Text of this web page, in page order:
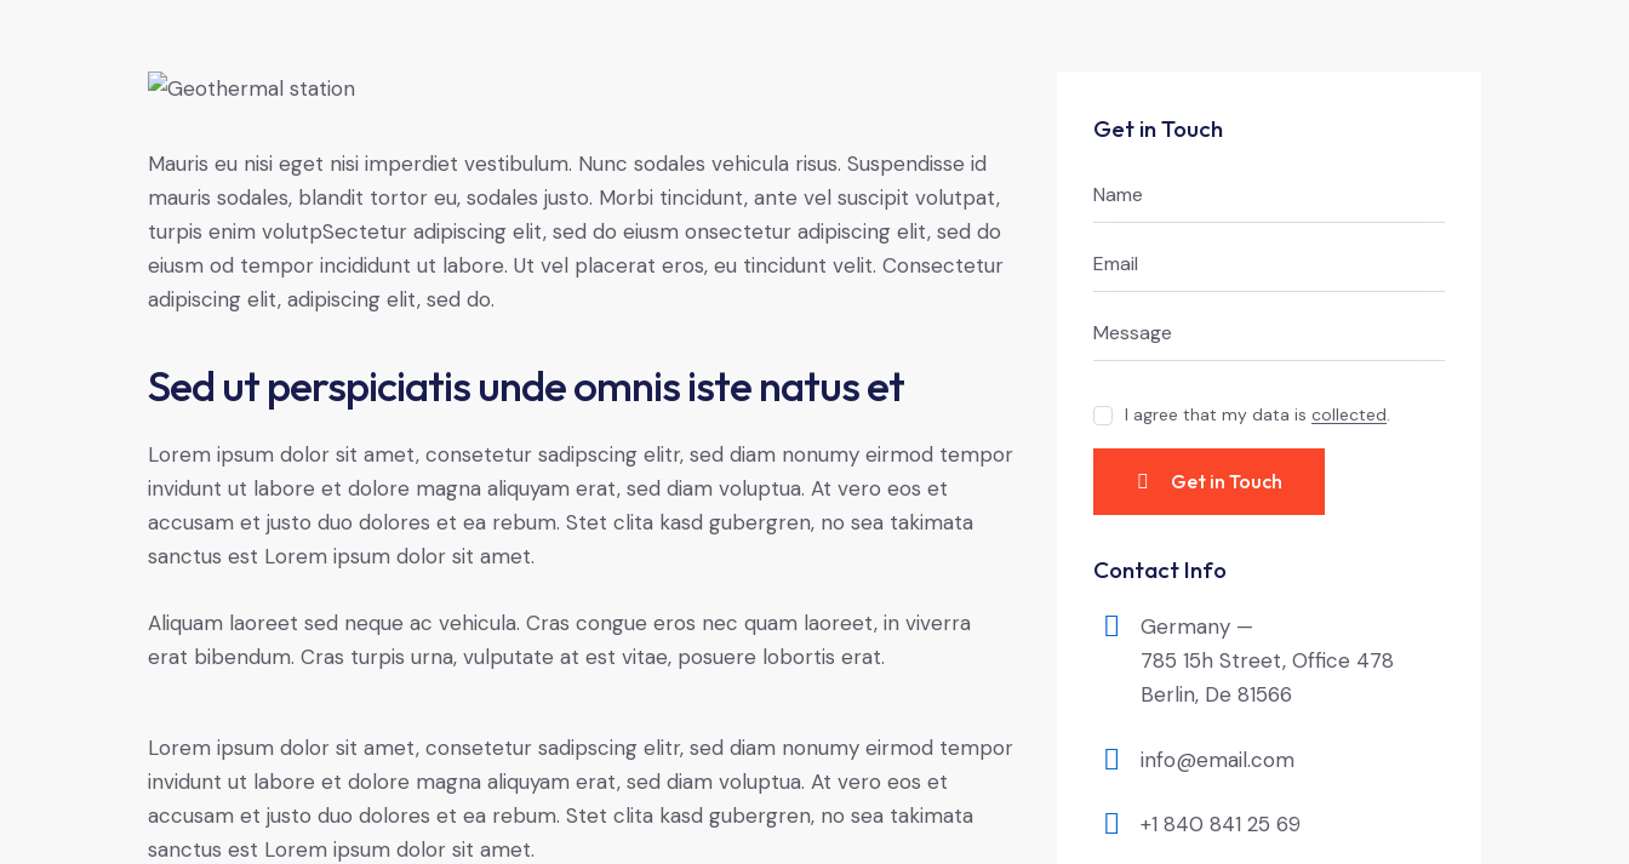
Mauris eu nisi eget nisi imperdiet vestibulum. Nunc sodales vehicula risus. Suspendisse id
mauris sodales, blandit tortor eu, sodales justo. Morbi tincidunt, ante vel suscipit volutpat,
turpis enim volutpSectetur adipiscing elit, sed do eiusm onsectetur adipiscing elit, sed do
eiusm od tempor incididunt ut labore. Ut vel placerat eros, eu tincidunt velit. Consectetur
adipiscing elit, adipiscing elit, sed do.
Sed ut perspiciatis unde omnis iste natus et
Lorem ipsum dolor sit amet, consetetur sadipscing elitr, sed diam nonumy eirmod tempor
invidunt ut labore et dolore magna aliquyam erat, sed diam voluptua. At vero eos et
accusam et justo duo dolores et ea rebum. Stet clita kasd gubergren, no sea takimata
sanctus est Lorem ipsum dolor sit amet.
Aliquam laoreet sed neque ac vehicula. Cras congue eros nec quam laoreet, in viverra
erat bibendum. Cras turpis urna, vulputate at est vitae, posuere lobortis erat.
Lorem ipsum dolor sit amet, consetetur sadipscing elitr, sed diam nonumy eirmod tempor
invidunt ut labore et dolore magna aliquyam erat, sed diam voluptua. At vero eos et
accusam et justo duo dolores et ea rebum. Stet clita kasd gubergren, no sea takimata
sanctus est Lorem ipsum dolor sit amet.
Get in Touch
I agree that my data is collected.
Contact Info
Germany —
785 15h Street, Office 478
Berlin, De 81566
info@email.com
+1 840 841 25 69